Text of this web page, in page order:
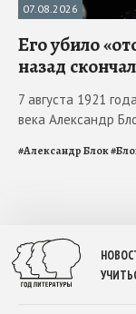
07.08.2026
Его убило
назад
7 августа 1921
века Александр
#Александр Блок#